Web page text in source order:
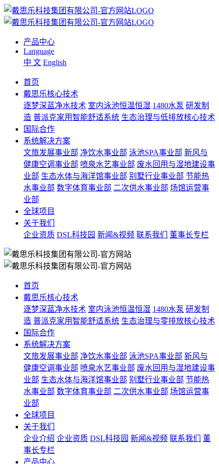
产品中心
Language
中 文 English
首页
戴思乐核心技术
逐梦深蓝净水技术 室内泳池恒温恒湿 1480水泵 研发制
造 普派克家用智能舒适系统 生态治理与低排放核心技术
国际合作
系统解决方案
文旅发展事业部 净饮水事业部 泳池SPA事业部 新风与
健康空调事业部 喷泉水艺事业部 废水回用与湿地建设事
业部 生态水体与海洋馆事业部 别墅行业事业部 节能热
水事业部 数字体育事业部 二次供水事业部 场馆运营事
业部
全球项目
关于我们
企业资质 DSL科技园 新闻&视频 联系我们 董事长专栏
首页
戴思乐核心技术
逐梦深蓝净水技术 室内泳池恒温恒湿 1480水泵 研发制
造 普派克家用智能舒适系统 生态治理与零排放核心技术
国际合作
系统解决方案
文旅发展事业部 净饮水事业部 泳池SPA事业部 新风与
健康空调事业部 喷泉水艺事业部 废水回用与湿地建设事
业部 生态水体与海洋馆事业部 别墅行业事业部 节能热
水事业部 数字体育事业部 二次供水事业部 场馆运营事
业部
全球项目
关于我们
企业介绍 企业资质 DSL科技园 新闻&视频 联系我们
董
事长专栏
产品中心